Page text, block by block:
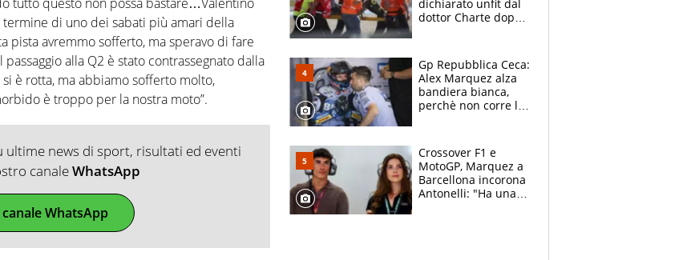
di uno dei sabati più amari della
pista avremmo sofferto, ma speravo di fare
alla Q2 è stato contrassegnato dalla
è rotta, ma abbiamo sofferto molto,
è troppo per la nostra moto”.
ultime news di sport, risultati ed eventi
canaleWhatsApp
WhatsApp
dichiarato unfit dal
dottor Charte dopo
Gp Repubblica Ceca:
Alex Marquez alza
bandiera bianca,
perchè non corre la
Crossover F1 e
MotoGP, Marquez a
Barcellona incorona
Antonelli: "Ha una